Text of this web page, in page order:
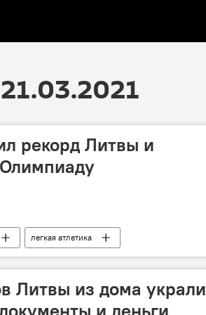
рекорд Литвы и
легкая атлетика
Литвы из дома украли